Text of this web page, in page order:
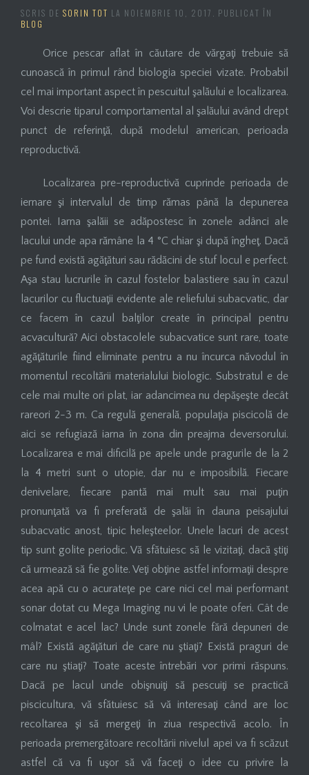
SCRIS DE SORIN TOT LA NOIEMBRIE 10, 2017
. PUBLICAT ÎN
BLOG
Orice pescar aflat în căutare de vărgaţi trebuie să
cunoască în primul rând biologia speciei vizate. Probabil
cel mai important aspect în pescuitul şalăului e localizarea.
Voi descrie tiparul comportamental al şalăului având drept
punct de referinţă, după modelul american, perioada
reproductivă.
Localizarea pre-reproductivă cuprinde perioada de
iernare şi intervalul de timp rămas până la depunerea
pontei. Iarna şalăii se adăpostesc în zonele adânci ale
lacului unde apa rămâne la 4 °C chiar şi după îngheţ. Dacă
pe fund există agăţături sau rădăcini de stuf locul e perfect.
Aşa stau lucrurile în cazul fostelor balastiere sau în cazul
lacurilor cu fluctuaţii evidente ale reliefului subacvatic, dar
ce facem în cazul balţilor create în principal pentru
acvacultură? Aici obstacolele subacvatice sunt rare, toate
agăţăturile fiind eliminate pentru a nu încurca năvodul în
momentul recoltării materialului biologic. Substratul e de
cele mai multe ori plat, iar adancimea nu depăşeşte decât
rareori 2-3 m. Ca regulă generală, populaţia piscicolă de
aici se refugiază iarna în zona din preajma deversorului.
Localizarea e mai dificilă pe apele unde pragurile de la 2
la 4 metri sunt o utopie, dar nu e imposibilă. Fiecare
denivelare, fiecare pantă mai mult sau mai puţin
pronunţată va fi preferată de şalăi în dauna peisajului
subacvatic anost, tipic heleşteelor. Unele lacuri de acest
tip sunt golite periodic. Vă sfătuiesc să le vizitaţi, dacă ştiţi
că urmează să fie golite. Veţi obţine astfel informaţii despre
acea apă cu o acurateţe pe care nici cel mai performant
sonar dotat cu Mega Imaging nu vi le poate oferi. Cât de
colmatat e acel lac? Unde sunt zonele fără depuneri de
mâl? Există agăţături de care nu ştiaţi? Există praguri de
care nu ştiaţi? Toate aceste întrebări vor primi răspuns.
Dacă pe lacul unde obişnuiţi să pescuiţi se practică
piscicultura, vă sfătuiesc să vă interesaţi când are loc
recoltarea şi să mergeţi în ziua respectivă acolo. În
perioada premergătoare recoltării nivelul apei va fi scăzut
astfel că va fi uşor să vă faceţi o idee cu privire la